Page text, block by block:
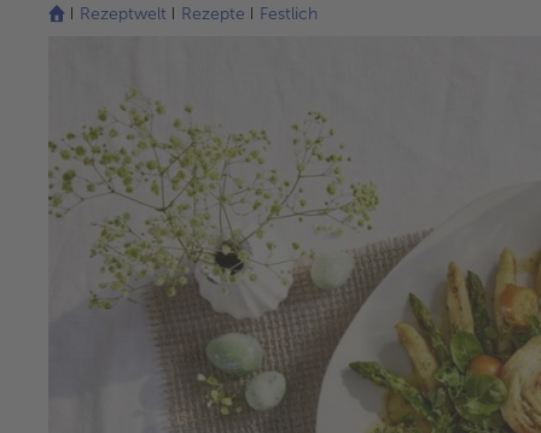
Rezeptwelt Rezepte Festlich